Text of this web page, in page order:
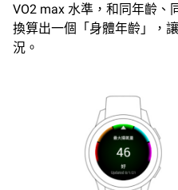
VO2 max 水準，和同年齡、
換算出一個「身體年齡」，
況。